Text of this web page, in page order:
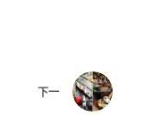
下一